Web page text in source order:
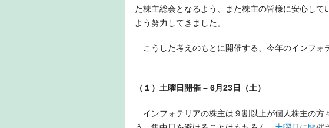
た株主総会となるよう、また株主の皆様に安心し
よう努力してきました。
こうした考えのもとに開催する、今年のインフォ
（１）土曜日開催 – 6月23日（土）
インフォテリアの株主は９割以上が個人株主の方